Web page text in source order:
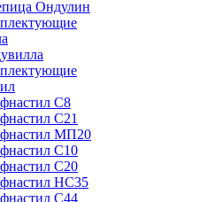
Ондулин
C8
C21
МП20
C10
C20
НС35
C44